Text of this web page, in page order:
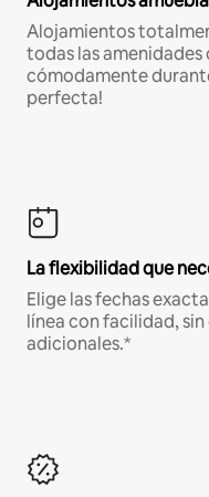
Alojamientos
todas las
cómodamente
perfecta!
La flexibilidad que
Elige las fechas
línea con facilidad,
adicionales.*